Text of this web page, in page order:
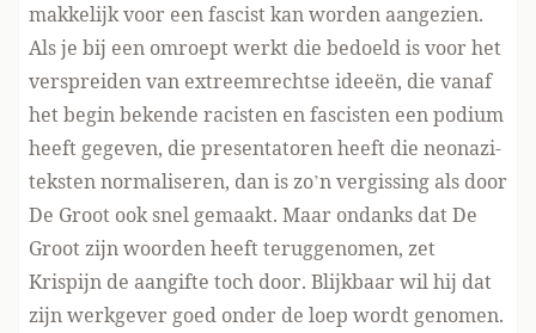
makkelijk voor een fascist kan worden aangezien.
Als je bij een omroept werkt die bedoeld is voor het
verspreiden van extreemrechtse ideeën, die vanaf
het begin bekende racisten en fascisten een podium
heeft gegeven, die presentatoren heeft die neonazi-
teksten normaliseren, dan is zo’n vergissing als door
De Groot ook snel gemaakt. Maar ondanks dat De
Groot zijn woorden heeft teruggenomen, zet
Krispijn de aangifte toch door. Blijkbaar wil hij dat
zijn werkgever goed onder de loep wordt genomen.